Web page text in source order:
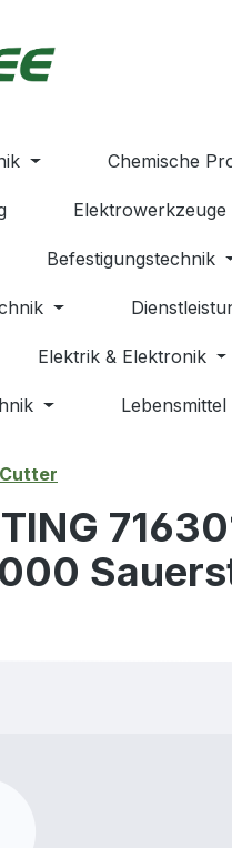
Chemische
Elektrowerkzeuge
Befestigungstechnik
Elektrik & Elektronik
Lebensmittel